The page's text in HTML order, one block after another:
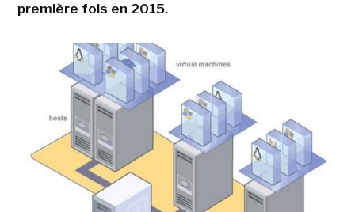
première fois en 2015.